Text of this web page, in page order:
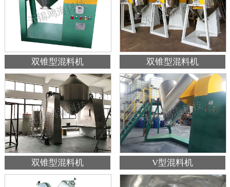
双锥型混料机 双锥型混料机
双锥型混料机 V型混料机